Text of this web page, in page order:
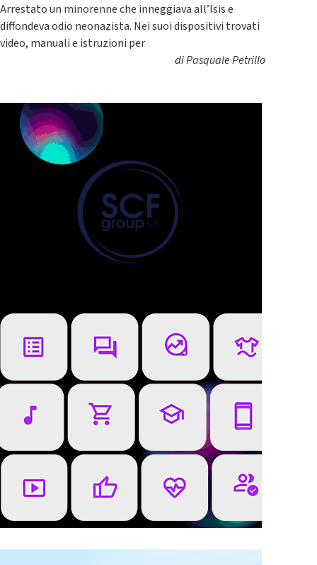
Arrestato un minorenne che inneggiava all’Isis e
diffondeva odio neonazista. Nei suoi dispositivi trovati
video, manuali e istruzioni per
diPasquale Petrillo